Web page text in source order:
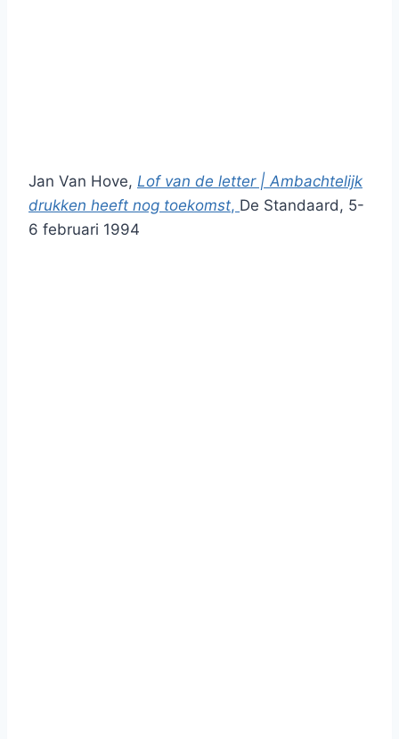
Jan Van Hove, Lof van de letter | Ambachtelijk
drukken heeft nog toekomst, De Standaard, 5-
6 februari 1994